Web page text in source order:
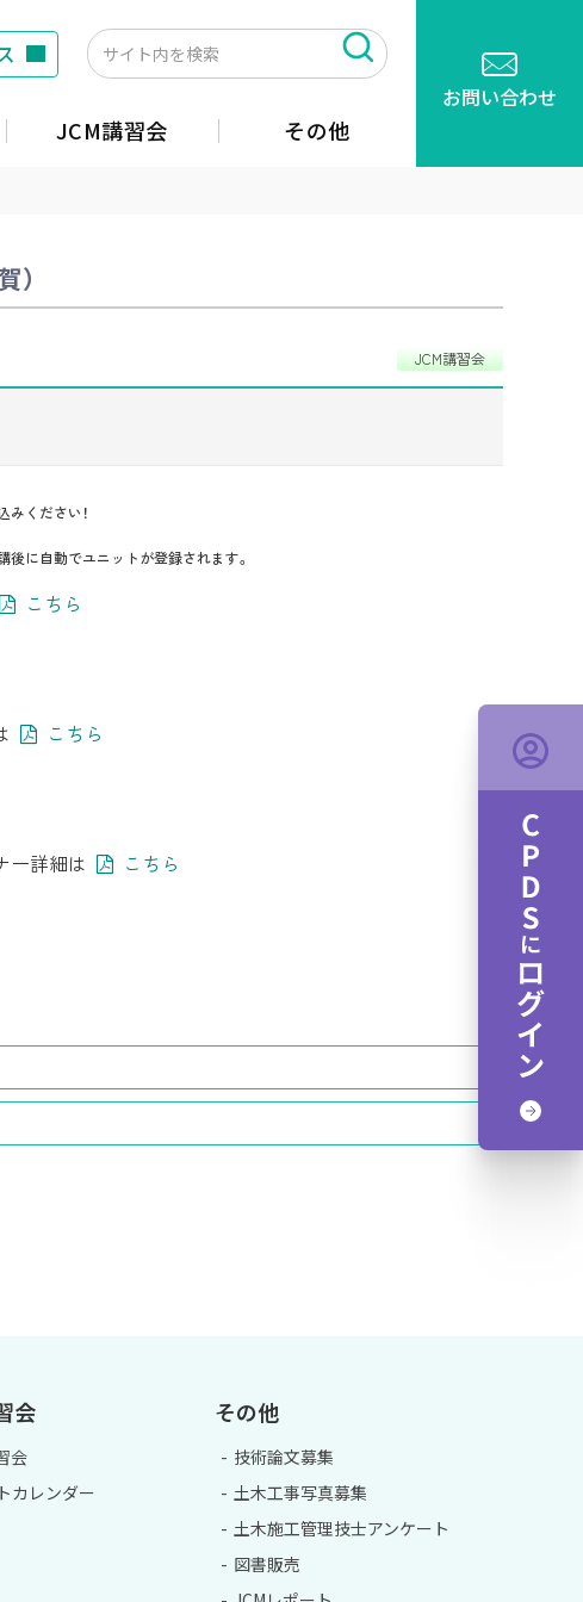
お問い合わせ
JCM講習会 その他
）
JCM講習会
みください！
後に自動でユニットが登録されます。
こちら
こちら
ー詳細は
こちら
会
会
カレンダー
その他
技術論文募集
土木工事写真募集
土木施工管理技士アンケート
図書販売